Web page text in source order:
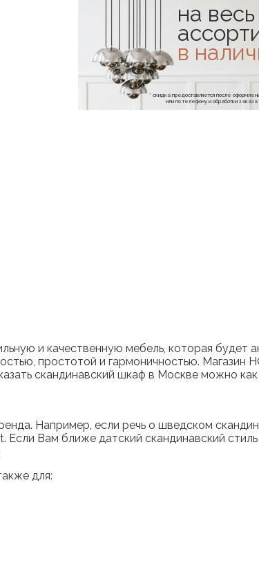
и качественную мебель, которая будет
простотой и гармоничностью.
скандинавский шкаф в Москве можно
Например, если речь о шведском
Вам ближе датский скандинавский
для:
на весь
в
* скидка предоставляется после
или по телефону и обработки